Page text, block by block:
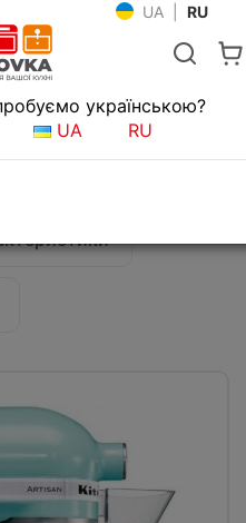
UA RU
Миксеры
4,8 л
українською?
UA
RU